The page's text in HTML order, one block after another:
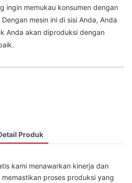
ingin memukau konsumen dengan
mesin ini di sisi Anda, Anda
Anda akan diproduksi dengan
Produk
kami menawarkan kinerja dan
proses produksi yang